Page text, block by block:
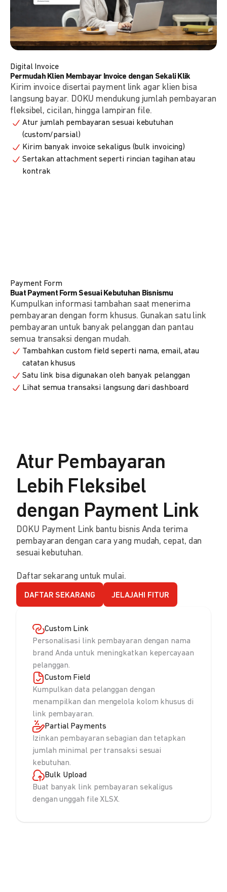
Digital Invoice
Permudah Klien Membayar Invoice dengan Sekali Klik
Kirim invoice disertai payment link agar klien bisa
langsung bayar. DOKU mendukung jumlah pembayaran
fleksibel, cicilan, hingga lampiran file.
Atur jumlah pembayaran sesuai kebutuhan
(custom/parsial)
Kirim banyak invoice sekaligus (bulk invoicing)
Sertakan attachment seperti rincian tagihan atau
kontrak
Payment Form
Buat Payment Form Sesuai Kebutuhan Bisnismu
Kumpulkan informasi tambahan saat menerima
pembayaran dengan form khusus. Gunakan satu link
pembayaran untuk banyak pelanggan dan pantau
semua transaksi dengan mudah.
Tambahkan custom field seperti nama, email, atau
catatan khusus
Satu link bisa digunakan oleh banyak pelanggan
Lihat semua transaksi langsung dari dashboard
Atur Pembayaran
Lebih Fleksibel
dengan Payment Link
DOKU Payment Link bantu bisnis Anda terima
pembayaran dengan cara yang mudah, cepat, dan
sesuai kebutuhan.
Daftar sekarang untuk mulai.
DAFTAR SEKARANG JELAJAHI FITUR
Custom Link
Personalisasi link pembayaran dengan nama
brand Anda untuk meningkatkan kepercayaan
pelanggan.
Custom Field
Kumpulkan data pelanggan dengan
menampilkan dan mengelola kolom khusus di
link pembayaran.
Partial Payments
Izinkan pembayaran sebagian dan tetapkan
jumlah minimal per transaksi sesuai
kebutuhan.
Bulk Upload
Buat banyak link pembayaran sekaligus
dengan unggah file XLSX.